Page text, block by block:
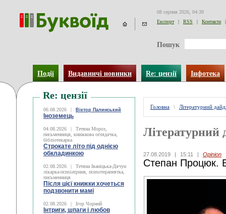
08 серпня 2026, 04:39
Експорт
| RSS | Контакти |
Пошук
Події Видавничі новинки Re: цензії Інфотека
Re: цензії
06.08.2026 | Віктор Палинський
Іноземець
04.08.2026 |
Тетяна Мороз,
письменниця, книжкова оглядачка,
бібліотекарка
Строкате літо під однією
обкладинкою
02.08.2026 |
Тетяна Іваніцька-Дячун
лікарка-психіатриня, психотерапевтка,
письменниця
Після цієї книжки хочеться
подзвонити мамі
02.08.2026 | Ігор Чорний
Інтриги, шпаги і любов
Головна \ Літературний
Літературний
27.08.2019 | 15:11 | Opinion
Степан Процюк.